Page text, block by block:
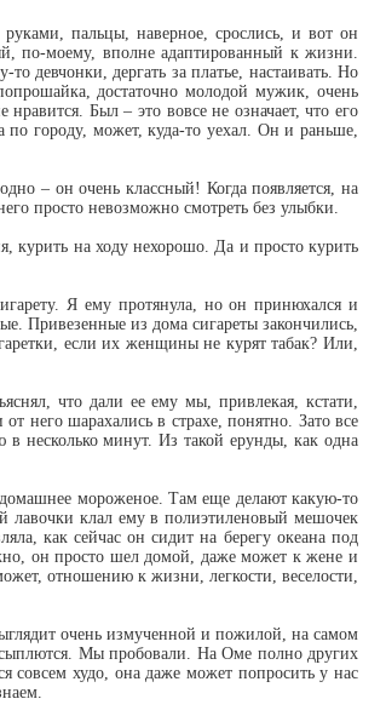
пальцы, наверное, срослись, и вот он
по-моему, вполне адаптированный к жизни.
девчонки, дергать за платье, настаивать. Но
достаточно молодой мужик, очень
Был – это вовсе не означает, что его
по городу, может, куда-то уехал. Он и раньше,
– он очень классный! Когда появляется, на
просто невозможно смотреть без улыбки.
курить на ходу нехорошо. Да и просто курить
Я ему протянула, но он принюхался и
Привезенные из дома сигареты закончились,
если их женщины не курят табак? Или,
что дали ее ему мы, привлекая, кстати,
шарахались в страхе, понятно. Зато все
в несколько минут. Из такой ерунды, как одна
мороженое. Там еще делают какую-то
лавочки клал ему в полиэтиленовый мешочек
как сейчас он сидит на берегу океана под
он просто шел домой, даже может к жене и
отношению к жизни, легкости, веселости,
очень измученной и пожилой, на самом
Мы пробовали. На Оме полно других
совсем худо, она даже может попросить у нас